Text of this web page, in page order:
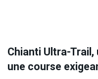
Chianti Ultra-
une course